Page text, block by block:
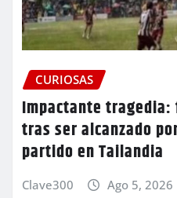
CURIOSAS
Impactante
tras ser alcanzado
partido en Tailandia
Clave300 Ago 5, 2026